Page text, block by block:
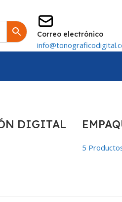
Correo electrónico
DIGITAL
5